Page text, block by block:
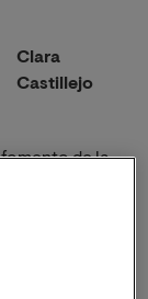
Clara
Castillejo
de la
20 becas